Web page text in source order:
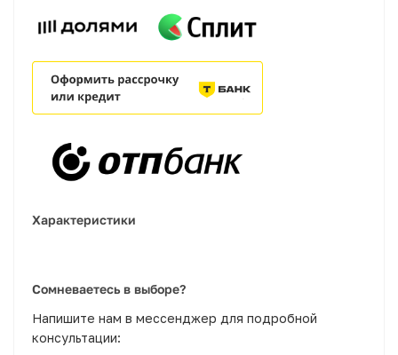
Характеристики
Сомневаетесь в выборе?
Напишите нам в мессенджер для подробной
консультации: